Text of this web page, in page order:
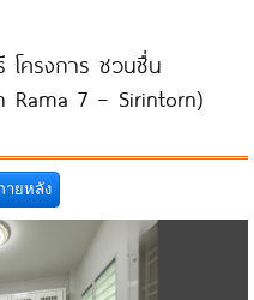
ครงการ ชวนชื่น
Rama 7 – Sirintorn)
ายหลัง